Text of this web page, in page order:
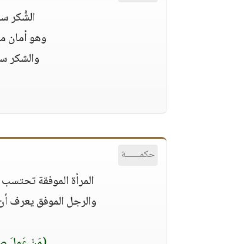
الشُّكر
وهو أمان
والشكر
حكمــــــة
المرأة الموفقة
والرجل الموفق يعرف